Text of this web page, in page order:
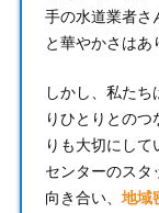
手の水道業者さ
と華やかさはあ
しかし、私たち
りひとりとのつ
りも大切にし
センターのスタ
向き合い、 地域